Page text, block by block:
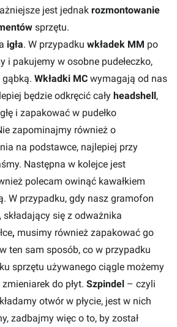
jest jednak rozmontowanie
sprzętu.
igła. W przypadku wkładek MM po
i pakujemy w osobne pudełeczko,
gąbką. Wkładki MC wymagają od nas
będzie odkręcić cały headshell,
i zapakować w pudełko
zapominajmy również o
na podstawce, najlepiej przy
Następna w kolejce jest
polecam owinąć kawałkiem
W przypadku, gdy nasz gramofon
składający się z odważnika
, musimy również zapakować go
ten sam sposób, co w przypadku
sprzętu używanego ciągle możemy
do płyt. Szpindel – czyli
otwór w płycie, jest w nich
zadbajmy więc o to, by został